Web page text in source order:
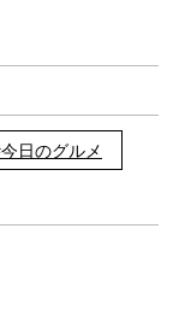
今日のグルメ